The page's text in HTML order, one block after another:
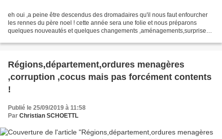
eh oui ,a peine être descendus des dromadaires qu'il nous faut enfourcher
les rennes du père noel ! cette année sera une folie et nous préparons
quelques nouveautés et quelques changements ,aménagements,surprises
Régions,département,ordures menagères
,corruption ,cocus mais pas forcément contents
!
Publié le 25/09/2019 à 11:58
Par Christian SCHOETTL